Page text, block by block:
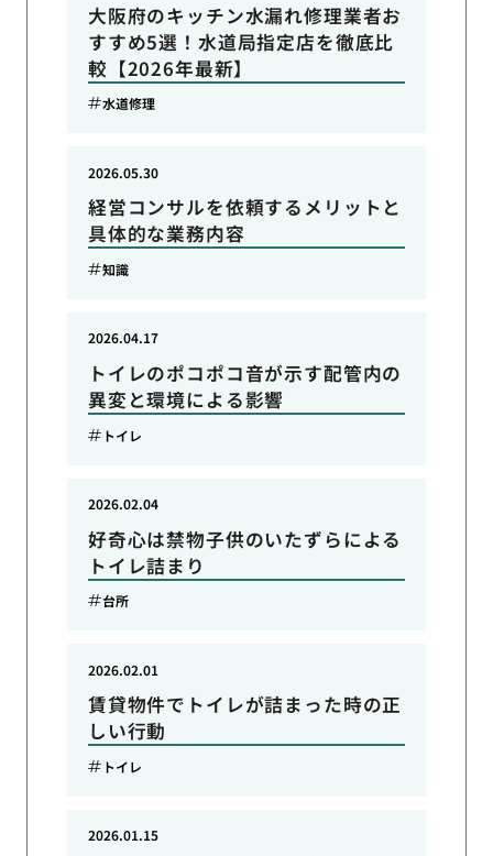
大阪府のキッチン水漏れ修理業者お
すすめ5選！水道局指定店を徹底比
較【2026年最新】
水道修理
経営コンサルを依頼するメリットと
具体的な業務内容
2026.05.30
知識
トイレのポコポコ音が示す配管内の
異変と環境による影響
2026.04.17
トイレ
好奇心は禁物子供のいたずらによる
トイレ詰まり
2026.02.04
台所
賃貸物件でトイレが詰まった時の正
しい行動
2026.02.01
トイレ
2026.01.15